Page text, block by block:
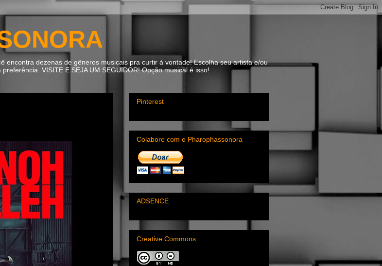
encontra dezenas de gêneros musicais pra curtir à vontade! Escolha seu artista e/ou
VISITE E SEJA UM SEGUIDOR! Opção musical é isso!
Pinterest
Colabore com o Pharophassonora
ADSENCE
Creative Commons